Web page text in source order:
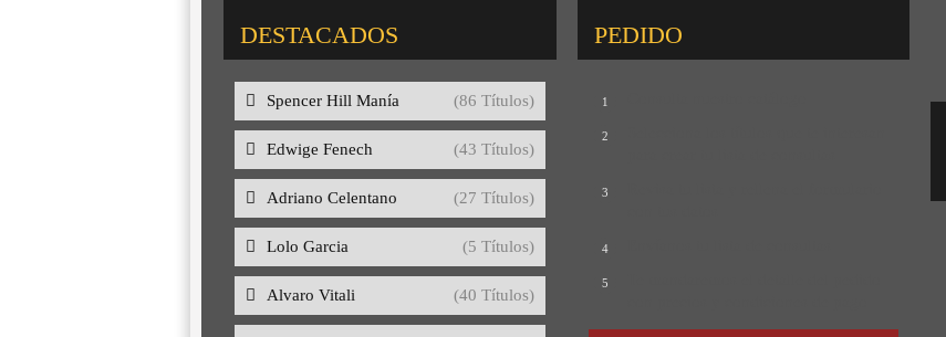
DESTACADOS
Spencer Hill Manía (86 Títulos)
Edwige Fenech (43 Títulos)
Adriano Celentano (27 Títulos)
Lolo Garcia (5 Títulos)
Alvaro Vitali (40 Títulos)
PEDIDO
1
2
3
4
5